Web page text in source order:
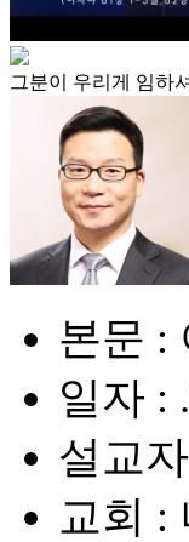
그분이 우리게 임하셔
본문 :
일자 :
설교
교회 :